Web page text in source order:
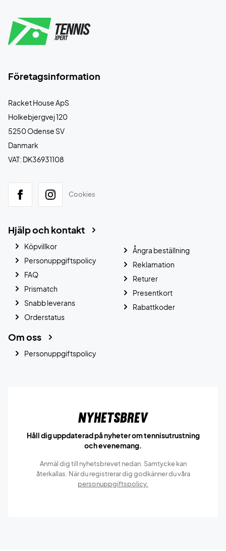
Företagsinformation
Racket House ApS
Holkebjergvej 120
5250 Odense SV
Danmark
VAT: DK36931108
Cookies
Hjälp och kontakt
Köpvillkor
Personuppgiftspolicy
FAQ
Prismatch
Snabb leverans
Orderstatus
Ångra beställning
Reklamation
Returer
Presentkort
Rabattkoder
Om oss
Personuppgiftspolicy
Nyhetsbrev
Håll dig uppdaterad på nyheter om tennisutrustning
och evenemang.
Anmäl dig till nyhetsbrevet nedan. Samtycke kan
återkallas. När du registrerar dig godkänner du våra
personuppgiftspolicy.